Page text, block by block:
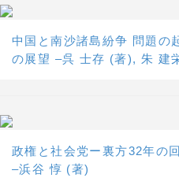
中国と南沙諸島紛争 問題の
の展望 –呉 士存 (著), 朱 建
政権と社会党ー裏方32年の
–浜谷 惇 (著)